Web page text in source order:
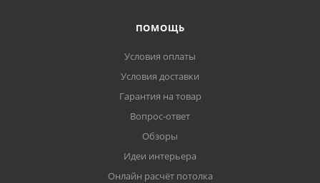
ПОМОЩЬ
Условия оплаты
Условия доставки
Гарантия на товар
Вопрос-ответ
Обзоры
Идеи интерьера
Онлайн расчёт потолка